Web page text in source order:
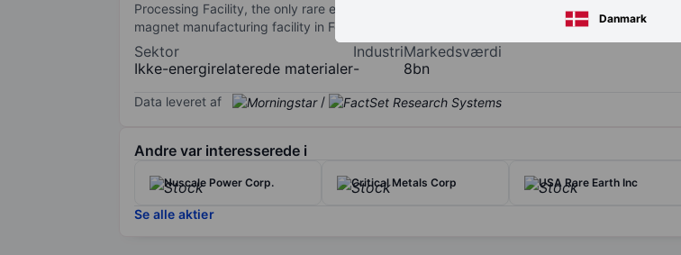
Danmark
Processing Facility, the only rare earth mining and processing site of scale in North
magnet manufacturing facility in Fort Worth, Texas. The company's operations are
Sektor
Ikke-energirelaterede materialer
Industri
-
Markedsværdi
8bn
Data leveret af /
Andre var interesserede i
Nuscale Power Corp. Critical Metals Corp USA Rare Earth Inc
Se alle aktier